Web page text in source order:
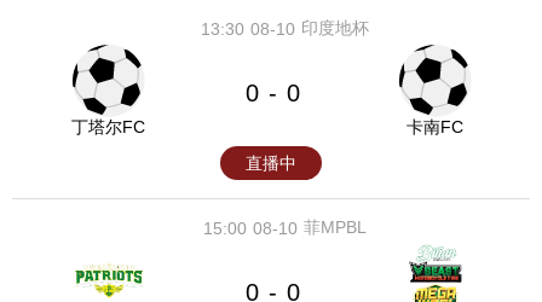
08-10
13:30 印度地杯
丁塔尔FC
0 - 0
卡南FC
直播中
08-10
15:00 菲MPBL
0 - 0